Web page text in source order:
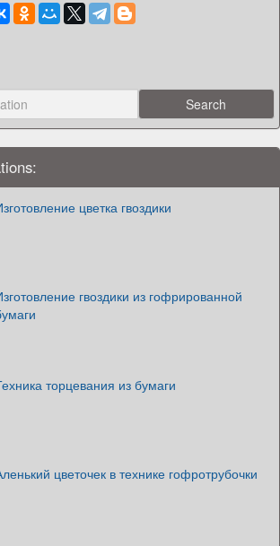
цветка гвоздики
гвоздики из гофрированной
торцевания из бумаги
цветочек в технике гофротрубочки